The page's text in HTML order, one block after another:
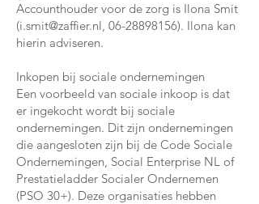
Accounthouder voor de zorg is Ilona Smit
(i.smit@zaffier.nl, 06-28898156). Ilona kan
hierin adviseren.
Inkopen bij sociale ondernemingen
Een voorbeeld van sociale inkoop is dat
er ingekocht wordt bij sociale
ondernemingen. Dit zijn ondernemingen
die aangesloten zijn bij de Code Sociale
Ondernemingen, Social Enterprise NL of
Prestatieladder Socialer Ondernemen
(PSO 30+). Deze organisaties hebben